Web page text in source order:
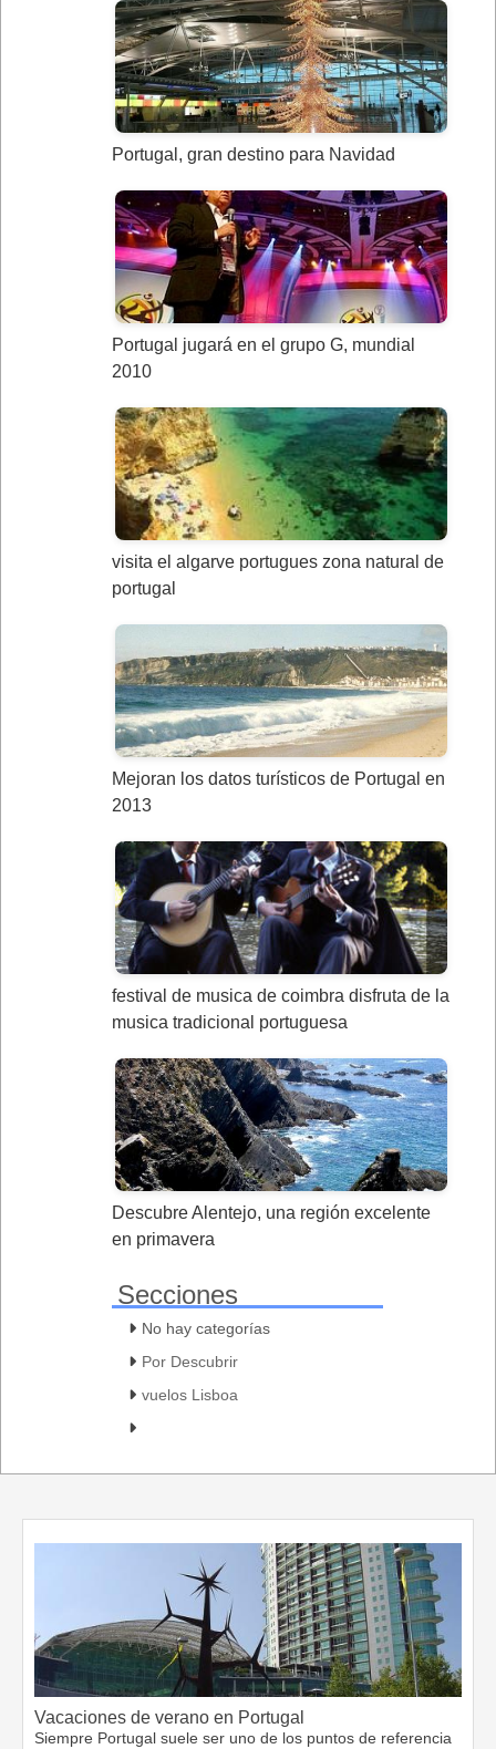
Portugal, gran destino para Navidad
Portugal jugará en el grupo G, mundial
2010
visita el algarve portugues zona natural de
portugal
Mejoran los datos turísticos de Portugal en
2013
festival de musica de coimbra disfruta de la
musica tradicional portuguesa
Descubre Alentejo, una región excelente
en primavera
Secciones
No hay categorías
Por Descubrir
vuelos Lisboa
Vacaciones de verano en Portugal
Siempre Portugal suele ser uno de los puntos de referencia